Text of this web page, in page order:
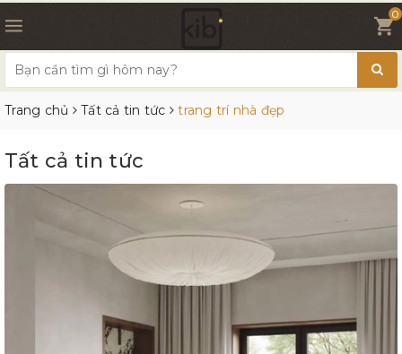
0
Trang chủ Tất cả tin tức trang trí nhà đẹp
Tất cả tin tức